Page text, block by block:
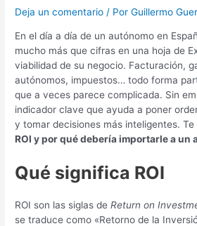
Deja un comentario / PorGuillermo
En el día a día de un autónomo en
mucho más que cifras en una hoja de
viabilidad de su negocio. Facturación,
autónomos, impuestos… todo forma
que a veces parece complicada. Sin
indicador clave que ayuda a poner
y tomar decisiones más inteligentes.
ROI y por qué debería importarle a un
Qué significa ROI
ROI son las siglas deReturn on
se traduce como «Retorno de la